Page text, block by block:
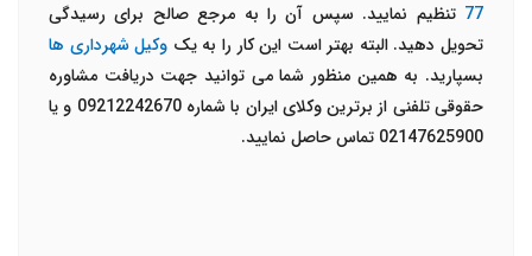
77 تنظیم نمایید. سپس آن را به مرجع صالح برای رسیدگی
تحویل دهید. البته بهتر است این کار را به یک وکیل شهرداری ها
بسپارید. به همین منظور شما می توانید جهت دریافت مشاوره
حقوقی تلفنی از برترین وکلای ایران با شماره 09212242670 و یا
02147625900 تماس حاصل نمایید.